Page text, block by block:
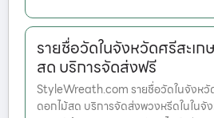
รายชื่อวัดในจังหวัดศรีสะเ
สด บริการจัดส่งฟรี
StyleWreath.com รายชื่อวัดในจังหวั
ดอกไม้สด บริการจัดส่งพวงหรีดในในจั